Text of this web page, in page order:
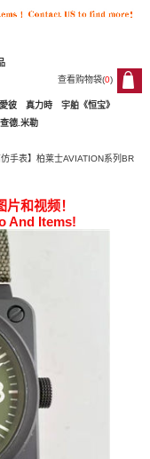
查看购物袋(0)
0
愛彼 真力時
宇舶《恒宝》
德.米勒
手表】柏莱士AVIATION系列BR
和视频！
And Items!